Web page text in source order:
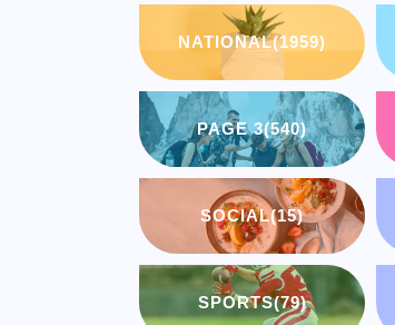
NATIONAL(1959)
PAGE 3(540)
SOCIAL(15)
SPORTS(79)